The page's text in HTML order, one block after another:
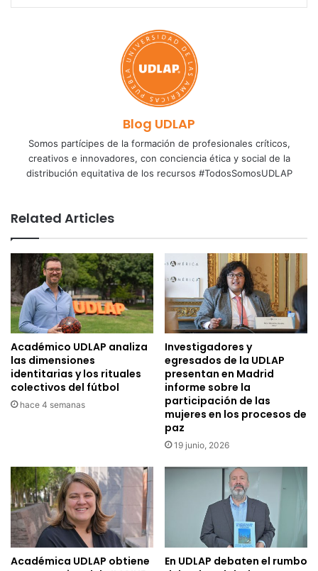
Blog UDLAP
Somos partícipes de la formación de profesionales críticos,
creativos e innovadores, con conciencia ética y social de la
distribución equitativa de los recursos #TodosSomosUDLAP
Related Articles
Académico UDLAP analiza
las dimensiones
identitarias y los rituales
colectivos del fútbol
hace 4 semanas
Investigadores y
egresados de la UDLAP
presentan en Madrid
informe sobre la
participación de las
mujeres en los procesos de
paz
19 junio, 2026
Académica UDLAP obtiene
En UDLAP debaten el rumbo